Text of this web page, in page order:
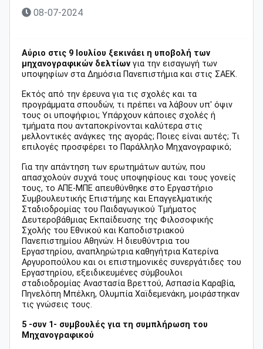
08-07-2024
Αύριο στις 9 Ιουλίου ξεκινάει η υποβολή των
μηχανογραφικών δελτίων για την εισαγωγή των
υποψηφίων στα Δημόσια Πανεπιστήμια και στις ΣΑΕΚ.
Εκτός από την έρευνα για τις σχολές και τα
προγράμματα σπουδών, τι πρέπει να λάβουν υπ' όψιν
τους οι υποψήφιοι; Υπάρχουν κάποιες σχολές ή
τμήματα που ανταποκρίνονται καλύτερα στις
μελλοντικές ανάγκες της αγοράς; Ποιες είναι αυτές; Τι
επιλογές προσφέρει το Παράλληλο Μηχανογραφικό;
Για την απάντηση των ερωτημάτων αυτών, που
απασχολούν συχνά τους υποψηφίους και τους γονείς
τους, το ΑΠΕ-ΜΠΕ απευθύνθηκε στο Εργαστήριο
Συμβουλευτικής Επιστήμης και Επαγγελματικής
Σταδιοδρομίας του Παιδαγωγικού Τμήματος
Δευτεροβάθμιας Εκπαίδευσης της Φιλοσοφικής
Σχολής του Εθνικού και Καποδιστριακού
Πανεπιστημίου Αθηνών. Η διευθύντρια του
Εργαστηρίου, αναπληρώτρια καθηγήτρια Κατερίνα
Αργυροπούλου και οι επιστημονικές συνεργάτιδες του
Εργαστηρίου, εξειδικευμένες σύμβουλοι
σταδιοδρομίας Αναστασία Βρεττού, Ασπασία Καραβία,
Πηνελόπη Μπέλκη, Ολυμπία Χαϊδεμενάκη, μοιράστηκαν
τις γνώσεις τους.
5 -συν 1- συμβουλές για τη συμπλήρωση του
Μηχανογραφικού